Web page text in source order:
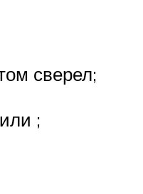
сверел;
;